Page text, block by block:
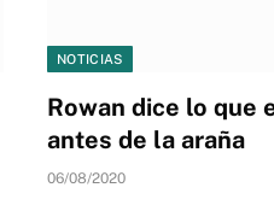
NOTICIAS
Rowan dice lo que
antes de la araña
06/08/2020